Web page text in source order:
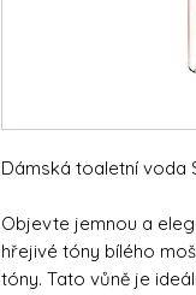
Dámská toaletní voda
Objevte jemnou a
hřejivé tóny bílého
tóny. Tato vůně je